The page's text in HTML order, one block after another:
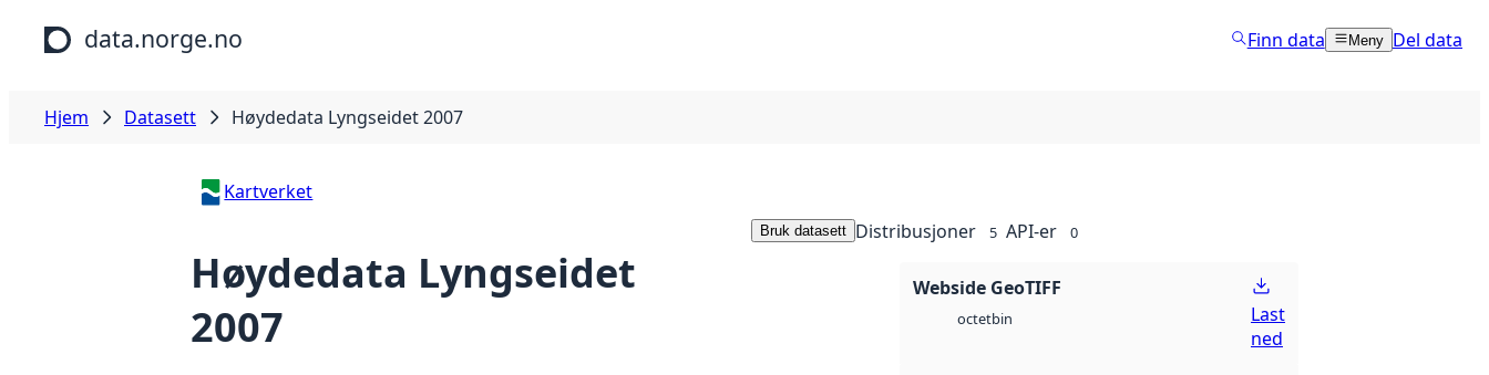
Hopp til hovedinnhold
data.norge.no Finn data Meny Del data
Hjem Datasett Høydedata Lyngseidet 2007
Kartverket
Høydedata Lyngseidet
2007
Bruk datasett Distribusjoner 5 API-er 0
Webside GeoTIFF
octetbin
Last
ned